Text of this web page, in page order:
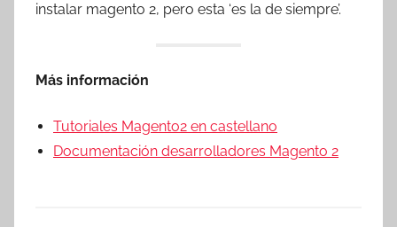
instalar magento 2, pero esta ‘es la de siempre’.
Más información
Tutoriales Magento2 en castellano
Documentación desarrolladores Magento 2